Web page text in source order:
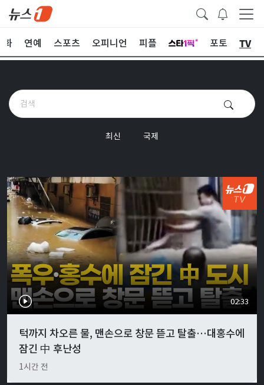
화 연예 스포츠 오피니언 피플 포토 TV
최신 국제
02:33
턱까지 차오른 물, 맨손으로 창문 뜯고 탈출…대홍수에
잠긴 中 후난성
1시간 전